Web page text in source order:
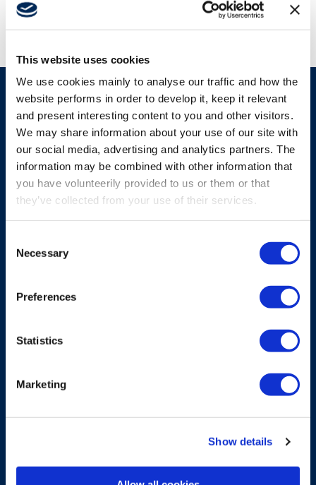
This website uses cookies
We use cookies mainly to analyse our traffic and how the
website performs in order to develop it, keep it relevant
and present interesting content to you and other visitors.
We may share information about your use of our site with
our social media, advertising and analytics partners. The
information may be combined with other information that
you have volunteerily provided to us or them or that
they’ve collected from your use of their services.
Selection
Necessary
Preferences
Statistics
Marketing
Show details
Prodotti simili
Visualizza tutti i prodotti